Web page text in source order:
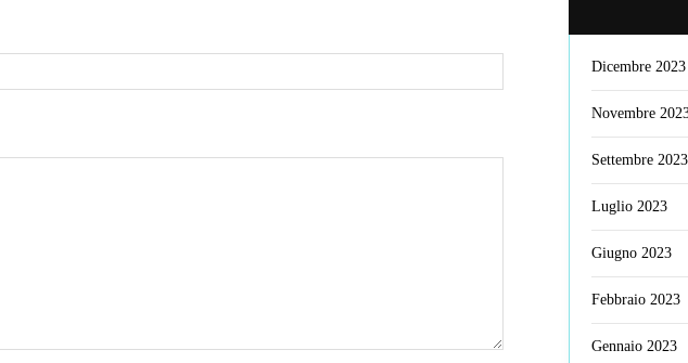
Dicembre 2023
Novembre
Settembre 2023
Luglio 2023
Giugno 2023
Febbraio 2023
Gennaio 2023